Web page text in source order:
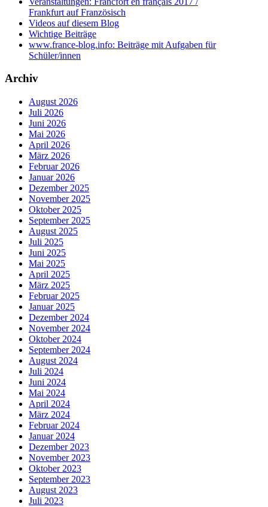
Frankfurt auf Französisch
Videos auf diesem Blog
Wichtige Beiträge
www.france-blog.info: Beiträge mit Aufgaben für
Schüler/innen
Archiv
August 2026
Juli 2026
Juni 2026
Mai 2026
April 2026
März 2026
Februar 2026
Januar 2026
Dezember 2025
November 2025
Oktober 2025
September 2025
August 2025
Juli 2025
Juni 2025
Mai 2025
April 2025
März 2025
Februar 2025
Januar 2025
Dezember 2024
November 2024
Oktober 2024
September 2024
August 2024
Juli 2024
Juni 2024
Mai 2024
April 2024
März 2024
Februar 2024
Januar 2024
Dezember 2023
November 2023
Oktober 2023
September 2023
August 2023
Juli 2023